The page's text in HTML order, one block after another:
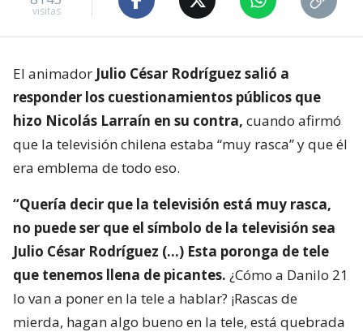
visitas
El animador Julio César Rodríguez salió a
responder los cuestionamientos públicos que
hizo Nicolás Larraín en su contra, cuando afirmó
que la televisión chilena estaba “muy rasca” y que él
era emblema de todo eso.
“Quería decir que la televisión está muy rasca,
no puede ser que el símbolo de la televisión sea
Julio César Rodríguez (…) Esta poronga de tele
que tenemos llena de picantes. ¿Cómo a Danilo 21
lo van a poner en la tele a hablar? ¡Rascas de
mierda, hagan algo bueno en la tele, está quebrada